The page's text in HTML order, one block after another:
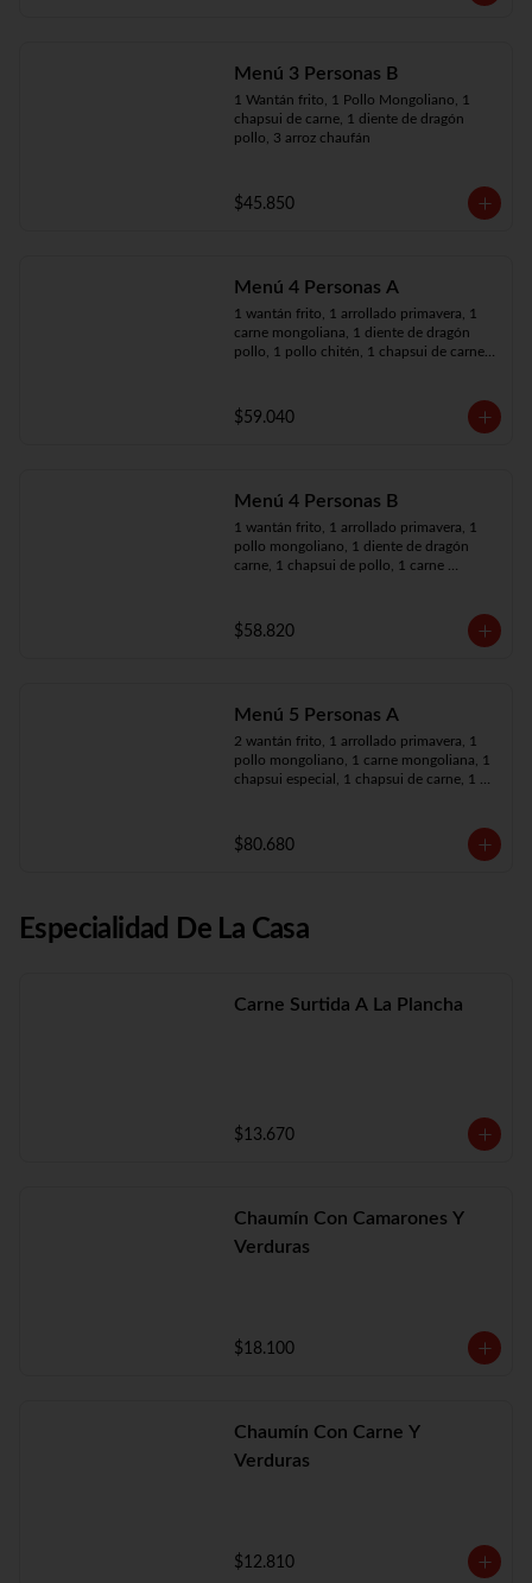
Menú 3 Personas B
1 Wantán frito, 1 Pollo Mongoliano, 1
chapsui de carne, 1 diente de dragón
pollo, 3 arroz chaufán
$45.850
Menú 4 Personas A
1 wantán frito, 1 arrollado primavera, 1
carne mongoliana, 1 diente de dragón
pollo, 1 pollo chitén, 1 chapsui de carne,
$59.040
Menú 4 Personas B
1 wantán frito, 1 arrollado primavera, 1
pollo mongoliano, 1 diente de dragón
carne, 1 chapsui de pollo, 1 carne
$58.820
Menú 5 Personas A
2 wantán frito, 1 arrollado primavera, 1
pollo mongoliano, 1 carne mongoliana, 1
chapsui especial, 1 chapsui de carne, 1
$80.680
Especialidad De La Casa
Carne Surtida A La Plancha
$13.670
Chaumín Con Camarones Y
Verduras
$18.100
Chaumín Con Carne Y
Verduras
$12.810